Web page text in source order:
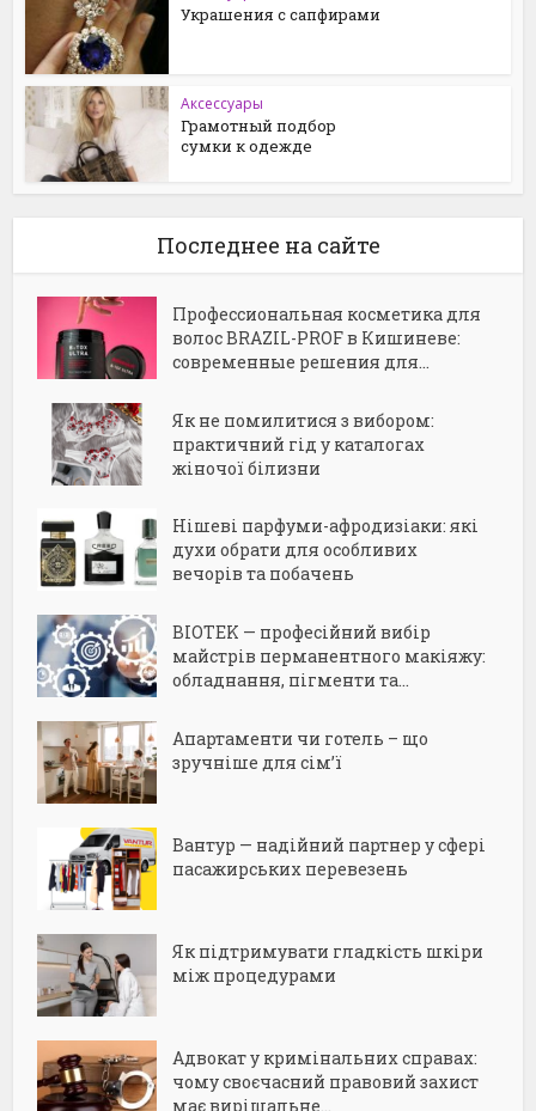
Украшения с сапфирами
Аксессуары
Грамотный подбор
сумки к одежде
Последнее на сайте
Профессиональная косметика для
волос BRAZIL-PROF в Кишиневе:
современные решения для...
Як не помилитися з вибором:
практичний гід у каталогах
жіночої білизни
Нішеві парфуми-афродизіаки: які
духи обрати для особливих
вечорів та побачень
BIOTEK — професійний вибір
майстрів перманентного макіяжу:
обладнання, пігменти та...
Апартаменти чи готель – що
зручніше для сім’ї
Вантур — надійний партнер у сфері
пасажирських перевезень
Як підтримувати гладкість шкіри
між процедурами
Адвокат у кримінальних справах:
чому своєчасний правовий захист
має вирішальне...